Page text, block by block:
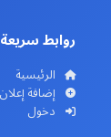
روابط سريعة
الرئيسية
إضافة إعلان
دخول